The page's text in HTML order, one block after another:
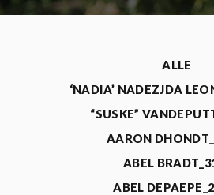
ALLE
‘NADIA’ NADEZJDA
“SUSKE”
AARON
ABEL
ABEL